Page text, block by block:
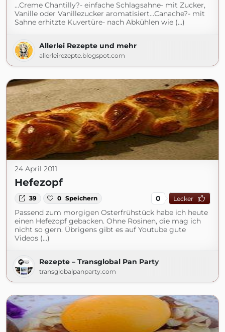
…Creme Chantilly?- einfache Schlagsahne- mit Zucker,
Vanille oder Vanillezucker aromatisiert…Canache?- mit
Sahne erhitzte Kuvertüre- nach Abkühlen wie (...)
Allerlei Rezepte und mehr
allerleirezepte.blogspot.com
24 April 2011
Hefezopf
39 0 Speichern 0 Lecker
Passend zum morgigen Osterfrühstück habe ich heute
einen Hefezopf gebacken. Ohne Rosinen, die mag ich
nicht so gern. Übrigens gibt es auf Youtube gute
Videos (...)
Rezepte – Transglobal Pan Party
transglobalpanparty.com